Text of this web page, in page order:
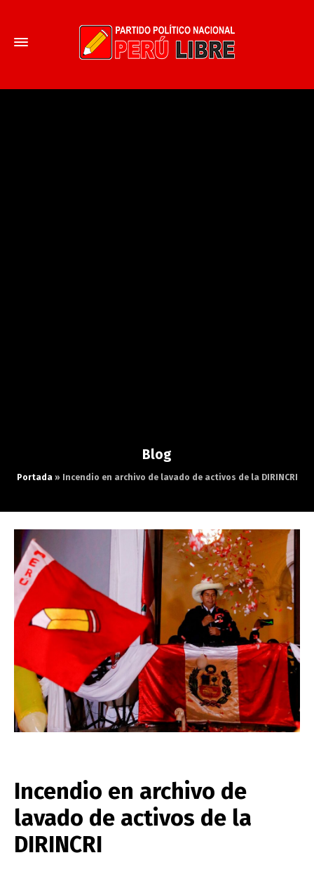
Blog
Portada» Incendio en archivo de lavado de activos de la DIRINCRI
Incendio en archivo de
lavado de activos de la
DIRINCRI